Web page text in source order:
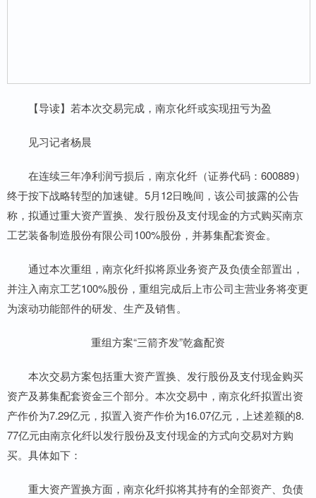
【导读】若本次交易完成，南京化纤或实现扭亏为盈
见习记者杨晨
在连续三年净利润亏损后，南京化纤（证券代码：600889）
终于按下战略转型的加速键。5月12日晚间，该公司披露的公告
称，拟通过重大资产置换、发行股份及支付现金的方式购买南京
工艺装备制造股份有限公司100%股份，并募集配套资金。
通过本次重组，南京化纤拟将原业务资产及负债全部置出，
并注入南京工艺100%股份，重组完成后上市公司主营业务将变更
为滚动功能部件的研发、生产及销售。
重组方案“三箭齐发”乾鑫配资
本次交易方案包括重大资产置换、发行股份及支付现金购买
资产及募集配套资金三个部分。本次交易中，南京化纤拟置出资
产作价为7.29亿元，拟置入资产作价为16.07亿元，上述差额的8.
77亿元由南京化纤以发行股份及支付现金的方式向交易对方购
买。具体如下：
重大资产置换方面，南京化纤拟将其持有的全部资产、负债